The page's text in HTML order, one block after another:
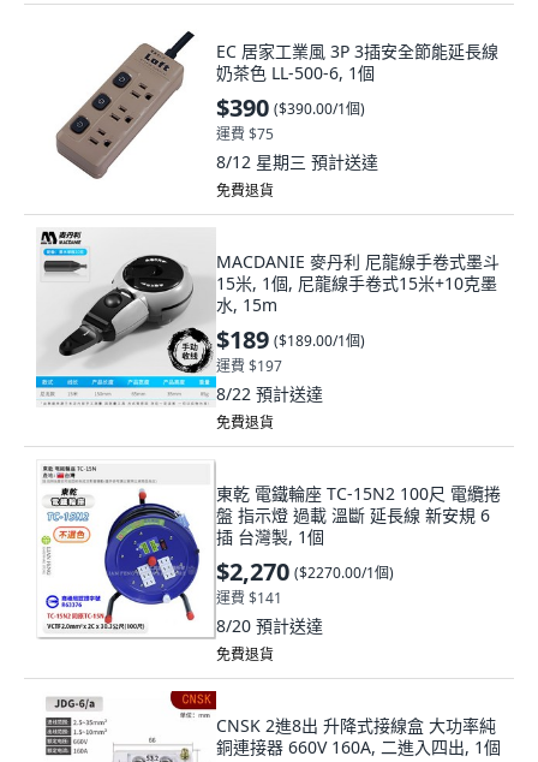
EC 居家工業風 3P 3插安全節能延長線
奶茶色 LL-500-6, 1個
$390 ($390.00/1個)
運費 $75
8/12 星期三 預計送達
免費退貨
MACDANIE 麥丹利 尼龍線手卷式墨斗
15米, 1個, 尼龍線手卷式15米+10克墨
水, 15m
$189 ($189.00/1個)
運費 $197
8/22 預計送達
免費退貨
東乾 電鐵輪座 TC-15N2 100尺 電纜捲
盤 指示燈 過載 溫斷 延長線 新安規 6
插 台灣製, 1個
$2,270 ($2270.00/1個)
運費 $141
8/20 預計送達
免費退貨
CNSK 2進8出 升降式接線盒 大功率純
銅連接器 660V 160A, 二進入四出, 1個